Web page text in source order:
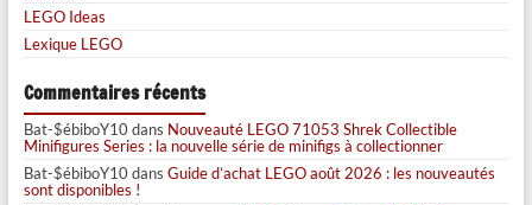
LEGO Ideas
Lexique LEGO
Commentaires récents
Bat-$ébiboY10dans Nouveauté LEGO 71053 Shrek Collectible
Minifigures Series : la nouvelle série de minifigs à collectionner
Bat-$ébiboY10dans Guide d’achat LEGO août 2026 : les nouveautés
sont disponibles !